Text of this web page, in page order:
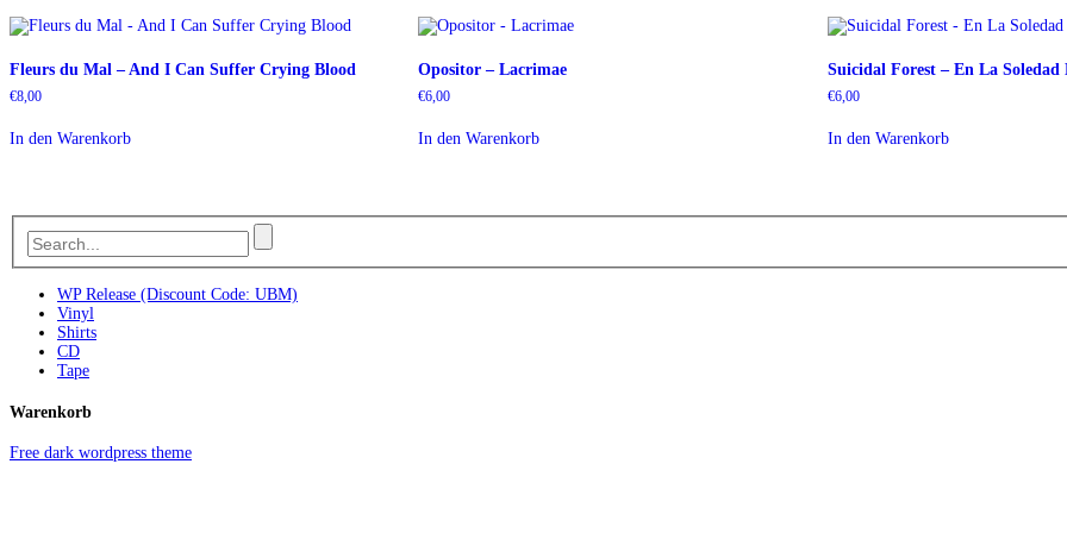
Fleurs du Mal – And I Can Suffer Crying Blood
€8,00
In den Warenkorb
Opositor – Lacrimae
€6,00
In den Warenkorb
Suicidal Forest – En La Soledad
€6,00
In den Warenkorb
WP Release (Discount Code: UBM)
Vinyl
Shirts
CD
Tape
Warenkorb
Free dark wordpress theme